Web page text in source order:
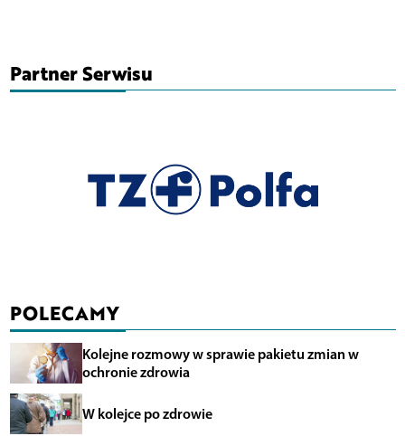
Partner Serwisu
POLECAMY
Kolejne rozmowy w sprawie pakietu zmian w
ochronie zdrowia
W kolejce po zdrowie